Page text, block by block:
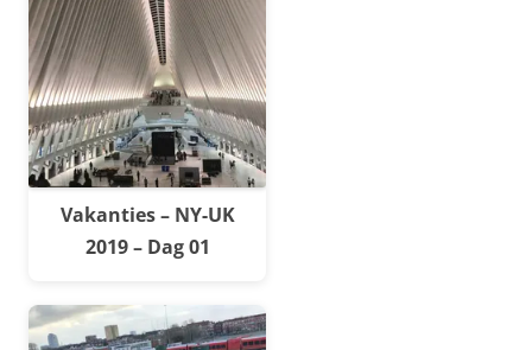
Vakanties – NY-UK
2019 – Dag 01